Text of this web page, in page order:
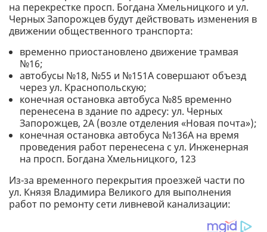
на перекрестке просп. Богдана Хмельницкого и ул.
Черных Запорожцев будут действовать изменения в
движении общественного транспорта:
временно приостановлено движение трамвая
№16;
автобусы №18, №55 и №151А совершают объезд
через ул. Краснопольскую;
конечная остановка автобуса №85 временно
перенесена в здание по адресу: ул. Черных
Запорожцев, 2А (возле отделения «Новая почта»);
конечная остановка автобуса №136А на время
проведения работ перенесена с ул. Инженерная
на просп. Богдана Хмельницкого, 123
Из-за временного перекрытия проезжей части по
ул. Князя Владимира Великого для выполнения
работ по ремонту сети ливневой канализации: